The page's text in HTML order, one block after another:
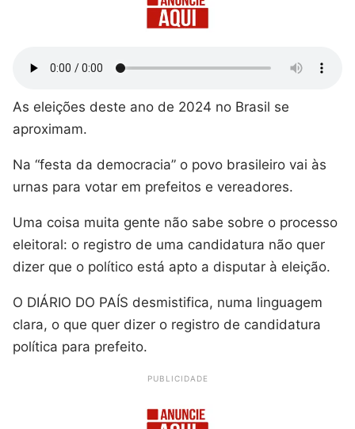
As eleições deste ano de 2024 no Brasil se
aproximam.
Na “festa da democracia” o povo brasileiro vai às
urnas para votar em prefeitos e vereadores.
Uma coisa muita gente não sabe sobre o processo
eleitoral: o registro de uma candidatura não quer
dizer que o político está apto a disputar à eleição.
O DIÁRIO DO PAÍS desmistifica, numa linguagem
clara, o que quer dizer o registro de candidatura
política para prefeito.
PUBLICIDADE